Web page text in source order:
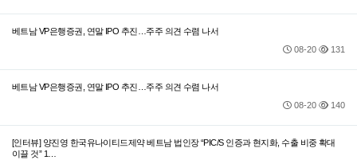
베트남 VP은행증권, 연말 IPO 추진…주주 의견 수렴 나서
08-20
131
베트남 VP은행증권, 연말 IPO 추진…주주 의견 수렴 나서
08-20
140
[인터뷰] 양진영 한국유나이티드제약 베트남 법인장 “PIC/S 인증과 현지화, 수출 비중 확대
이끌 것” 1…